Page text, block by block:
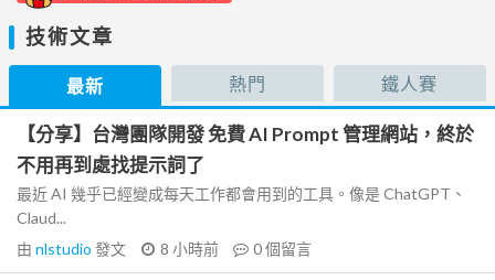
技術文章
最新 熱門 鐵人賽
【分享】台灣團隊開發 免費 AI Prompt 管理網站，終於
不用再到處找提示詞了
最近 AI 幾乎已經變成每天工作都會用到的工具。像是 ChatGPT、
Claud...
由 nlstudio 發文 8 小時前 0個留言